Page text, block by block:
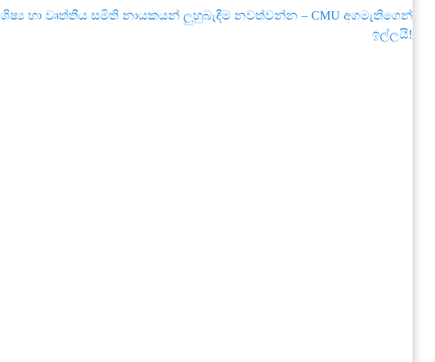
ශිෂ්‍ය හා වෘත්තීය සමිති නායකයන් ලුහුබැඳීම නවත්වන්න – CMU අගමැතිගෙන්
ඉල්ලයි!